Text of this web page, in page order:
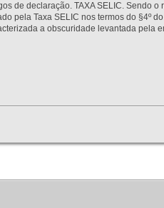
de declaração. TAXA SELIC. Sendo o
pela Taxa SELIC nos termos do §4º
a obscuridade levantada pela